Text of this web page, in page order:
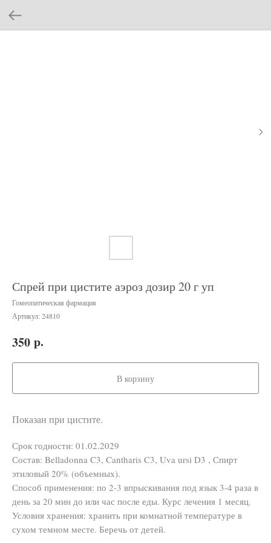
Спрей при цистите аэроз дозир 20 г уп
Гомеопатическая фармация
Артикул: 24810
350 р.
В корзину
Показан при цистите.
Срок годности: 01.02.2029
Состав: Belladonna C3, Cantharis C3, Uva ursi D3 , Спирт
этиловый 20% (объемных).
Способ применения: по 2-3 впрыскивания под язык 3-4 раза в
день за 20 мин до или час после еды. Курс лечения 1 месяц.
Условия хранения: хранить при комнатной температуре в
сухом темном месте. Беречь от детей.